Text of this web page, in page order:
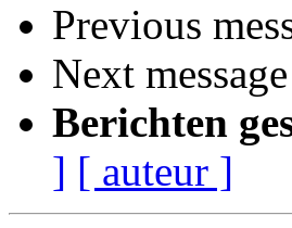
Previous
Next
Berichten
] [ auteur ]